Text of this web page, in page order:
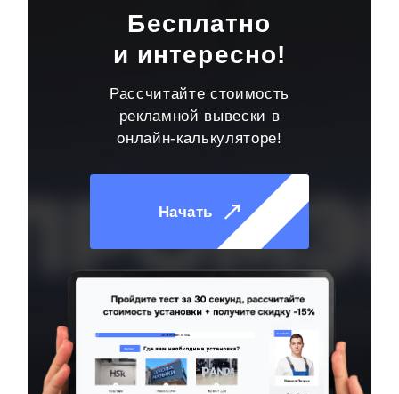
Бесплатно
и интересно!
Рассчитайте стоимость
рекламной вывески в
онлайн-калькуляторе!
Начать